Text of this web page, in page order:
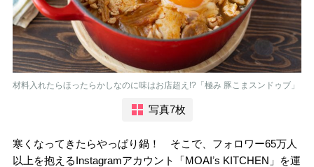
材料入れたらほったらかしなのに味はお店超え!?「極み 豚こまスンドゥブ」
写真7枚
寒くなってきたらやっぱり鍋！ そこで、フォロワー65万人
以上を抱えるInstagramアカウント「MOAIʼs KITCHEN」を運